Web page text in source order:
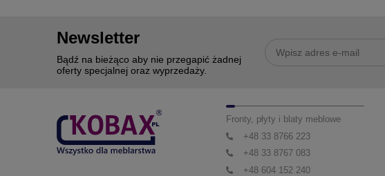
Newsletter
Bądź na bieżąco aby nie przegapić żadnej
oferty specjalnej oraz wyprzedaży.
Fronty, płyty i blaty meblowe
+48 33 8766 223
+48 33 8767 083
+48 604 152 240